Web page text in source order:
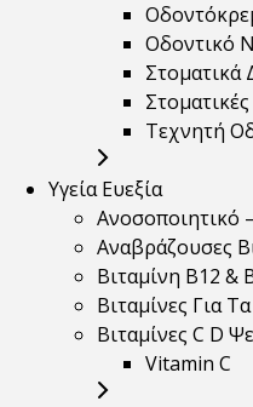
Οδοντικό
Στοματικά
Τεχνητή
Υγεία Ευεξία
Ανοσοποιητικό
Αναβράζουσες
Βιταμίνη B12 &
Βιταμίνες Για
Βιταμίνες C D
Vitamin C